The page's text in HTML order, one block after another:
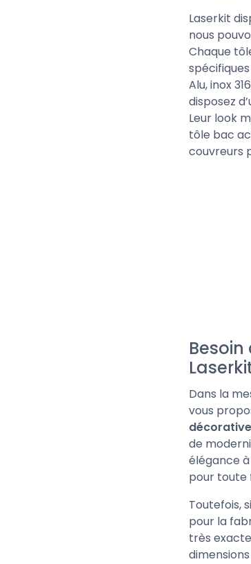
Laserkit
nous
Chaque
Alu, inox
disposez
Leur look
tôle bac
couvreurs
Dans la
vous
décorative
de
élégance
pour toute
Toutefois,
pour la
très